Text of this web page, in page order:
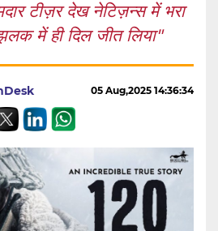
टीज़र देख नेटिज़न्स में भरा
में ही दिल जीत लिया"
05 Aug,2025 14:36:34